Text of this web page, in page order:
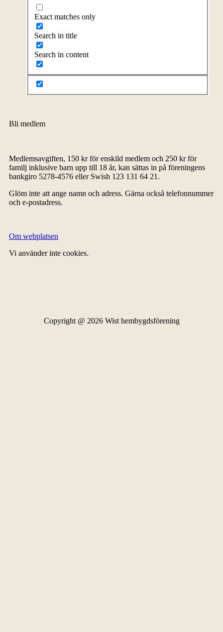
Exact matches only
Search in title
Search in content
Bli medlem
Medlemsavgiften, 150 kr för enskild medlem och 250 kr för
familj inklusive barn upp till 18 år, kan sättas in på föreningens
bankgiro 5278-4576 eller Swish 123 131 64 21.
Glöm inte att ange namn och adress. Gärna också telefonnummer
och e-postadress.
Om webplatsen
Vi använder inte cookies.
Copyright @ 2026 Wist hembygdsförening